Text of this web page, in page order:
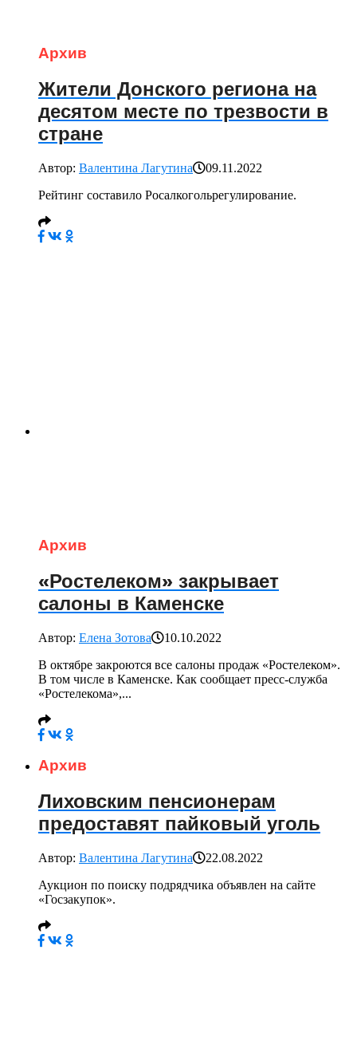
Архив
Жители Донского региона на
десятом месте по трезвости в
стране
Автор: Валентина Лагутина
09.11.2022
Рейтинг составило Росалкогольрегулирование.
Архив
«Ростелеком» закрывает
салоны в Каменске
Автор: Елена Зотова
10.10.2022
В октябре закроются все салоны продаж «Ростелеком».
В том числе в Каменске. Как сообщает пресс-служба
«Ростелекома»,...
Архив
Лиховским пенсионерам
предоставят пайковый уголь
Автор: Валентина Лагутина
22.08.2022
Аукцион по поиску подрядчика объявлен на сайте
«Госзакупок».